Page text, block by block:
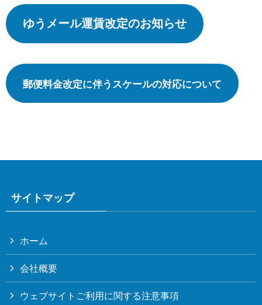
ゆうメール運賃改定のお知らせ
郵便料金改定に伴うスケールの対応について
サイトマップ
ホーム
会社概要
ウェブサイトご利用に関する注意事項